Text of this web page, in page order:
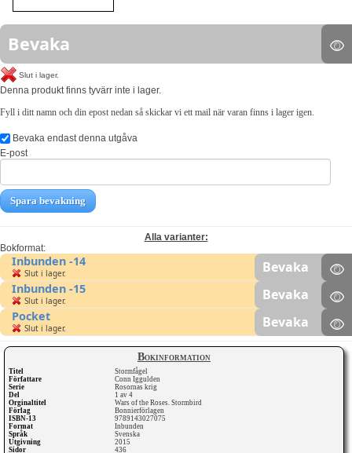
Bokinformation
Titel
Stormfågel
Författare
Conn Iggulden
Serie
Rosornas krig
Del
1 av 4
Orginaltitel
Wars of the Roses. Stormbird
Förlag
Bonnierförlagen
ISBN-13
9789143027075
Format
Inbunden
Språk
Svenska
Utgivning
2015
Sidor
436
Bevaka
Slut i lager.
Denna produkt finns tyvärr inte i lager.
Fyll i ditt namn och din epost nedan så skickar vi ett mail när varan finns i lager igen.
Bevaka endast denna utgåva
E-post
Spara bevakning
Alla varianter:
Bokformat:
Inbunden -14
Slut i lager. Bevaka
Inbunden -15
Slut i lager. Bevaka
Pocket
Slut i lager. Bevaka